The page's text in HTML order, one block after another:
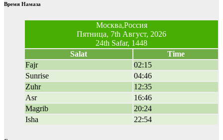
Время Намаза
Москва,Россия
Пятница, 7th Август, 2026
24th Safar, 1448
Salat
Time
Fajr
02:15
Sunrise
04:46
Zuhr
12:35
Asr
16:46
Magrib
20:24
Isha
22:54